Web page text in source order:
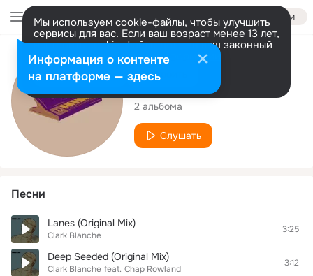
Войти
Мы используем cookie-файлы, чтобы улучшить
сервисы для вас. Если ваш возраст менее 13 лет,
настроить cookie-файлы должен ваш законный
представитель. Больше информации
Разрешить все Настроить
Исполнитель
Clark Blanche
2 альбома
Слушать
Песни
Lanes (Original Mix)
Clark Blanche
3:25
Deep Seeded (Original Mix)
Clark Blanche feat. Chap Rowland
3:12
Информация о контенте
на платформе — здесь